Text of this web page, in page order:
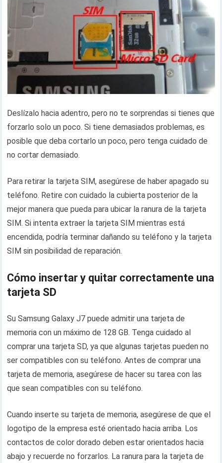
Deslízalo hacia adentro, pero no te sorprendas si tienes que
forzarlo solo un poco. Si tiene demasiados problemas, es
posible que deba cortarlo un poco, pero tenga cuidado de
no cortar demasiado.
Para retirar la tarjeta SIM, asegúrese de haber apagado su
teléfono. Retire con cuidado la cubierta posterior de la
mejor manera que pueda para ubicar la ranura de la tarjeta
SIM. Si intenta extraer la tarjeta SIM mientras está
encendida, podría terminar dañando su teléfono y la tarjeta
SIM sin posibilidad de reparación.
Cómo insertar y quitar correctamente una
tarjeta SD
Su Samsung Galaxy J7 puede admitir una tarjeta de
memoria con un máximo de 128 GB. Tenga cuidado al
comprar una tarjeta SD, ya que algunas tarjetas pueden no
ser compatibles con su teléfono. Antes de comprar una
tarjeta de memoria, asegúrese de hacer su tarea con las
que sean compatibles con su teléfono.
Cuando inserte su tarjeta de memoria, asegúrese de que el
logotipo de la empresa esté orientado hacia arriba. Los
contactos de color dorado deben estar orientados hacia
abajo y recuerde no forzarlos. La ranura para la tarjeta de